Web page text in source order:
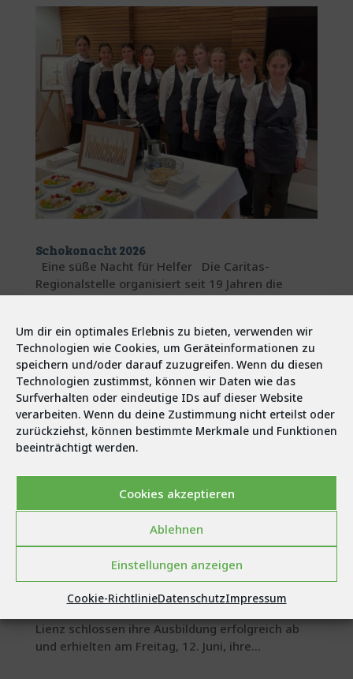
Um dir ein optimales Erlebnis zu bieten, verwenden wir
Technologien wie Cookies, um Geräteinformationen zu
speichern und/oder darauf zuzugreifen. Wenn du diesen
Technologien zustimmst, können wir Daten wie das
Surfverhalten oder eindeutige IDs auf dieser Website
verarbeiten. Wenn du deine Zustimmung nicht erteilst oder
zurückziehst, können bestimmte Merkmale und Funktionen
beeinträchtigt werden.
Cookies akzeptieren
Ablehnen
Einstellungen anzeigen
Cookie-RichtlinieDatenschutzImpressum
Schokonacht 2026
Eine süße Nacht für Helfer Die Caritas-
Regionalstelle organisiert seit 19 Jahren die
Schokonacht, um die fleißigen Helfer für ihre
Facharbeiterbriefverleihung an der LLA
Lienz
Lienz schlossen ihre Ausbildung erfolgreich ab
und erhielten am Freitag, 12. Juni, ihre...